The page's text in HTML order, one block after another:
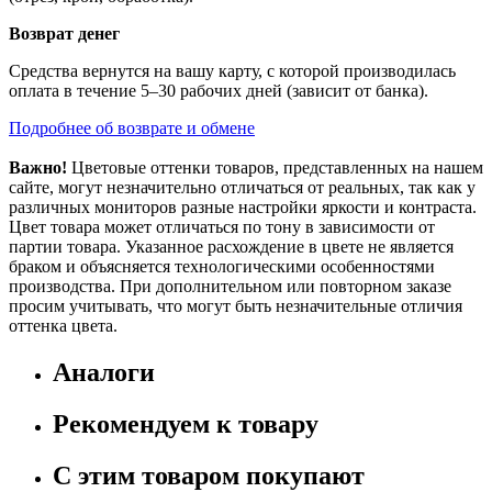
Возврат денег
Средства вернутся на вашу карту, с которой производилась
оплата в течение 5–30 рабочих дней (зависит от банка).
Подробнее об возврате и обмене
Важно! Цветовые оттенки товаров, представленных на нашем
сайте, могут незначительно отличаться от реальных, так как у
различных мониторов разные настройки яркости и контраста.
Цвет товара может отличаться по тону в зависимости от
партии товара. Указанное расхождение в цвете не является
браком и объясняется технологическими особенностями
производства. При дополнительном или повторном заказе
просим учитывать, что могут быть незначительные отличия
оттенка цвета.
Аналоги
Рекомендуем к товару
С этим товаром покупают